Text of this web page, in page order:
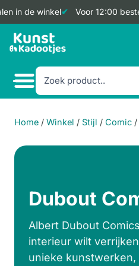
in de winkel Voor 12:00
Doorgaan
naar
Home / Winkel / Stijl / Comic /
Dubout
Albert Dubout
interieur wilt
unieke kunstwerken,